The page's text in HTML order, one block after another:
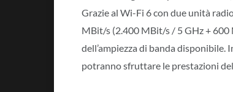
Grazie al Wi-Fi 6 con due unità
MBit/s (2.400 MBit/s / 5 GHz +
dell’ampiezza di banda
potranno sfruttare le prestazioni